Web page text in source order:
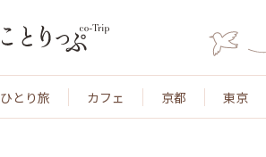
ひとり旅 カフェ 京都 東京